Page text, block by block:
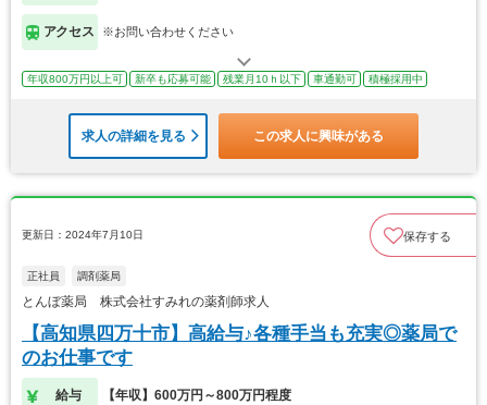
アクセス ※お問い合わせください
年収800万円以上可 新卒も応募可能 残業月10ｈ以下 車通勤可 積極採用中
求人の詳細を見る この求人に興味がある
更新日：2024年7月10日 保存する
正社員 調剤薬局
とんぼ薬局 株式会社すみれの薬剤師求人
【高知県四万十市】高給与♪各種手当も充実◎薬局で
のお仕事です
給与 【年収】600万円～800万円程度